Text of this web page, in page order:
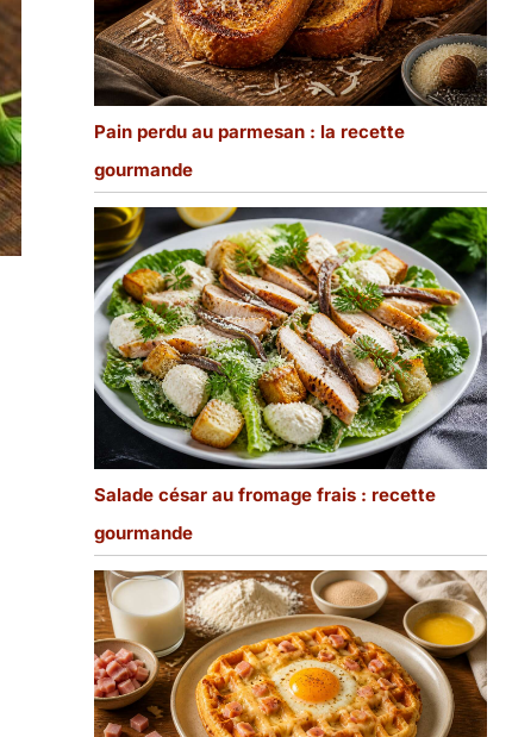
Pain perdu au parmesan : la recette
gourmande
Salade césar au fromage frais : recette
gourmande